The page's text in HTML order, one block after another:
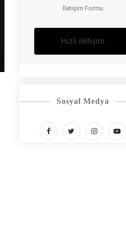
İletişim Formu
Hızlı iletişim
Sosyal Medya